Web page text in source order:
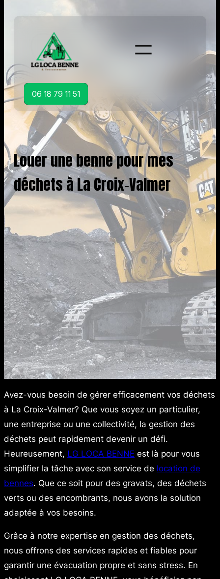
06 18 79 11 51
Louer une benne pour mes
déchets à La Croix-Valmer
Avez-vous besoin de gérer efficacement vos déchets
à La Croix-Valmer? Que vous soyez un particulier,
une entreprise ou une collectivité, la gestion des
déchets peut rapidement devenir un défi.
Heureusement, LG LOCA BENNE est là pour vous
simplifier la tâche avec son service de location de
bennes. Que ce soit pour des gravats, des déchets
verts ou des encombrants, nous avons la solution
adaptée à vos besoins.
Grâce à notre expertise en gestion des déchets,
nous offrons des services rapides et fiables pour
garantir une évacuation propre et sans stress. En